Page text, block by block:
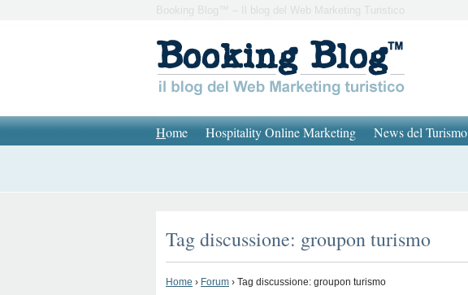
Booking Blog™ – Il blog del Web Marketing Turistico
Home Hospitality Online Marketing News del Turismo
Tag discussione: groupon turismo
Home › Forum › Tag discussione: groupon turismo